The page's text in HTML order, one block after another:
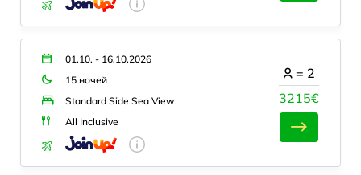
01.10. - 16.10.2026
15 ночей
Standard Side Sea View
All Inclusive
3215€
= 2